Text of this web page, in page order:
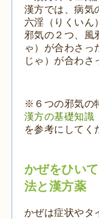
漢方では、病気
六淫（りくいん
邪気の２つ、風
ゃ）が合わさっ
じゃ）が合わさ
※６つの邪気の
漢方の基礎知識
を参考にしてく
かぜをひい
法と漢方薬
かぜは症状やタ